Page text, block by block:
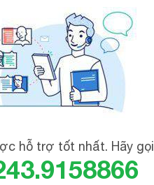
hỗ trợ tốt nhất. Hãy gọi